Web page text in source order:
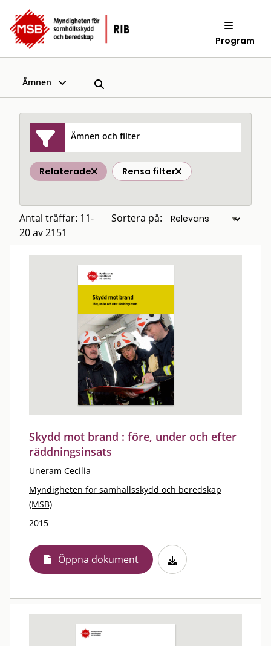
Program
Ämnen
Ämnen och filter
Relaterade Rensa filter
Antal träffar: 11-
20 av 2151
Sortera på:
Skydd mot brand : före, under och efter
räddningsinsats
Uneram Cecilia
Myndigheten för samhällsskydd och beredskap
(MSB)
2015
Öppna dokument